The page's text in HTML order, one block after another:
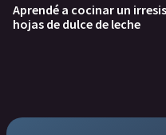
Aprendé a cocinar un
hojas de dulce de leche